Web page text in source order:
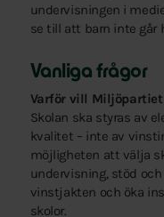
undervisningen i
se till att barn inte går
Vanliga frågor
Varför vill
Skolan ska styras av
kvalitet – inte av
möjligheten att välja
undervisning, stöd
vinstjakten och öka
skolor.